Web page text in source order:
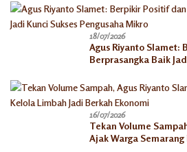
18/07/2026
Agus Riyanto Slamet:
Berprasangka Baik
16/07/2026
Tekan Volume
Ajak Warga